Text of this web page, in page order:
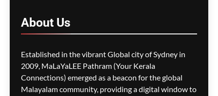
ago
0
മെസ്സിയെ ലക്ഷ്യമിട്ട്
ബോംബ് ആക്രമണ
About Us
Established in the vibrant Global city of Sydney in
2009, MaLaYaLEE Pathram (Your Kerala
Connections) emerged as a beacon for the global
Malayalam community, providing a digital window to